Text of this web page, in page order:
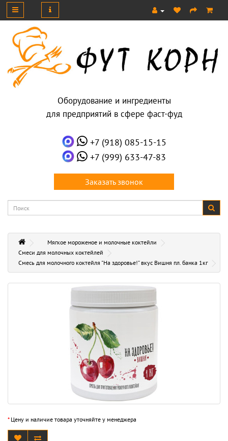
Оборудование и ингредиенты
для предприятий в сфере фаст-фуд
+7 (918) 085-15-15
+7 (999) 633-47-83
Заказать звонок
Мягкое мороженое и молочные коктейли
Смеси для молочных коктейлей
Смесь для молочного коктейля "На здоровье!" вкус Вишня пл. банка 1кг
*Цену и наличие товара уточняйте у менеджера